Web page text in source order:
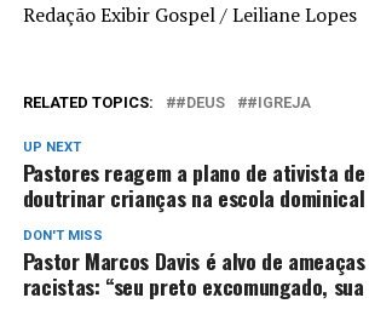
Redação Exibir Gospel / Leiliane Lopes
RELATED TOPICS: #DEUS #IGREJA
UP NEXT
Pastores reagem a plano de ativista
doutrinar crianças na escola dominical
DON'T MISS
Pastor Marcos Davis é alvo de
racistas: “seu preto excomungado,